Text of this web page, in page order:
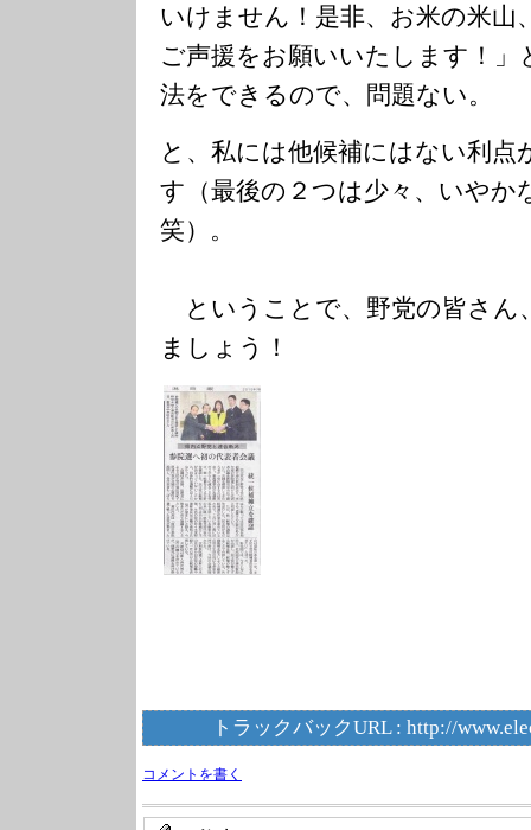
いけません！是非、お米の米山
ご声援をお願いいたします！」
法をできるので、問題ない。
と、私には他候補にはない利
す（最後の２つは少々、いやか
笑）。
ということで、野党の皆さん
ましょう！
トラックバックURL : http://
コメントを書く